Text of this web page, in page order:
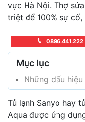
vực Hà Nội. Thợ
triệt để 100% sự cố,
0896.441.222
Mục lục
Những dấu
Tủ lạnh Sanyo hay
Aqua được ứng